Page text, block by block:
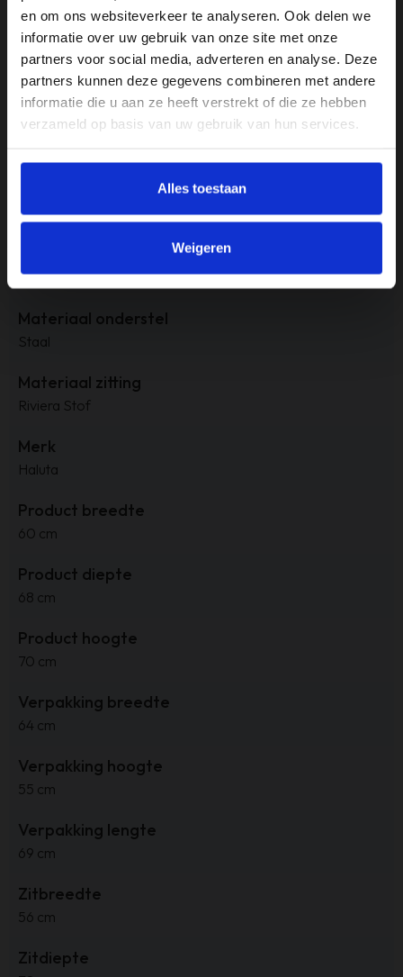
en om ons websiteverkeer te analyseren. Ook delen we
informatie over uw gebruik van onze site met onze
partners voor social media, adverteren en analyse. Deze
partners kunnen deze gegevens combineren met andere
informatie die u aan ze heeft verstrekt of die ze hebben
verzameld op basis van uw gebruik van hun services.
Alles toestaan
Weigeren
B60 x D68 x H70 cm
Armleuninghoogte
N.V.T.
Gewicht
Groen
Riviera Stof
Materiaal onderstel
Staal
Materiaal zitting
Riviera Stof
Merk
Haluta
Product breedte
60 cm
Product diepte
68 cm
Product hoogte
70 cm
Verpakking breedte
64 cm
Verpakking hoogte
55 cm
Verpakking lengte
69 cm
Zitbreedte
56 cm
Zitdiepte